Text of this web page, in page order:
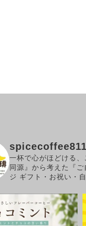
spicecoffee811
一杯で心がほどける、
同源』から考えた『ご
ジ ギフト・お祝い・